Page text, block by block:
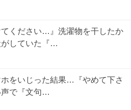
てください…』洗濯物を干したか
していた『…
をいじった結果…『やめて下さ
で『文句…